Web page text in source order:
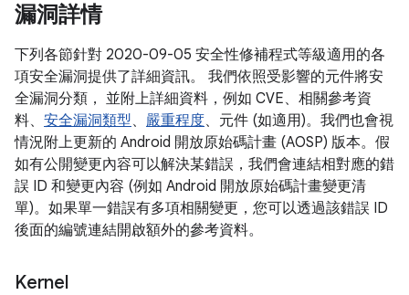
漏洞詳情
下列各節針對 2020-09-05 安全性修補程式等級適用的各
項安全漏洞提供了詳細資訊。 我們依照受影響的元件將安
全漏洞分類， 並附上詳細資料，例如 CVE、相關參考資
料、 安全漏洞類型、 嚴重程度、元件 (如適用)。我們也會視
情況附上更新的 Android 開放原始碼計畫 (AOSP) 版本。假
如有公開變更內容可以解決某錯誤，我們會連結相對應的錯
誤 ID 和變更內容 (例如 Android 開放原始碼計畫變更清
單)。如果單一錯誤有多項相關變更，您可以透過該錯誤 ID
後面的編號連結開啟額外的參考資料。
Kernel